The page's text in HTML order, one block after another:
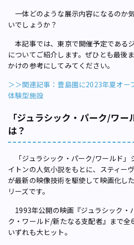
一体どのような展示内容になるのか
いでしょうか？
本記事では、東京で開催予定である
についてご紹介します。ぜひとも最後
かけの参考にしてみてください。
＞＞関連記事：豊島園に2023年夏オー
体験型施設
「ジュラシック・パーク/ワー
は？
「ジュラシック・パーク/ワールド」
イトンの人気小説をもとに、スティー
が最新の映像技術を駆使して映画化し
リーズです。
1993年公開の映画『ジュラシック・
ク・ワールド/新たなる支配者』まで全
いずれも大ヒット。